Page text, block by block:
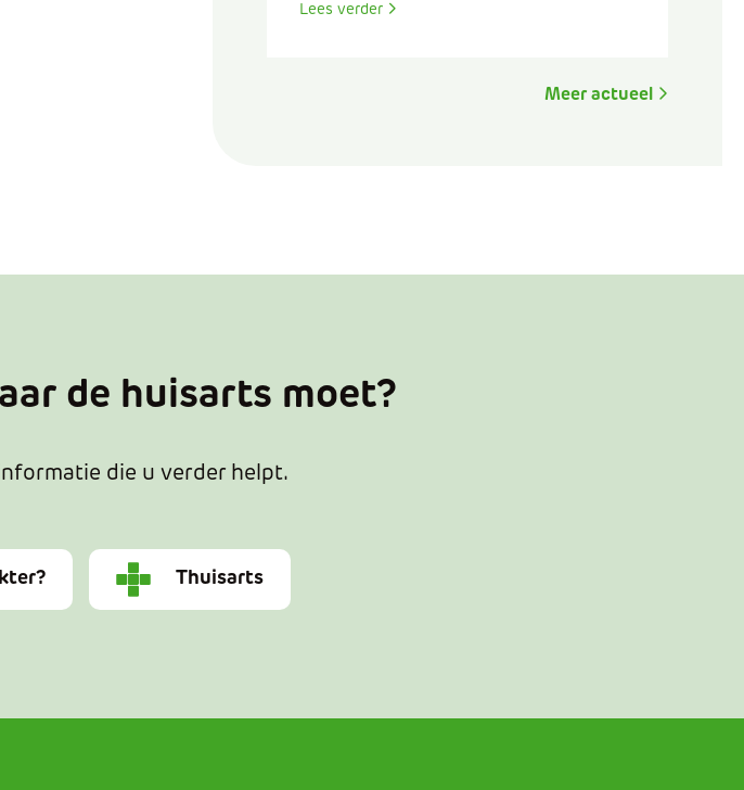
Lees verder
Meer actueel
de huisarts moet?
die u verder helpt.
Thuisarts